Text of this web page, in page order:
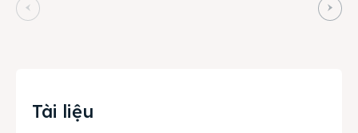
Tài liệu